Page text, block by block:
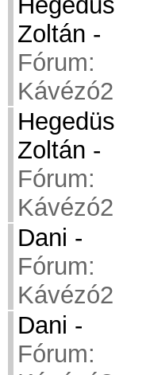
Zoltán -
Fórum:
Kávézó2
Hegedüs
Zoltán -
Fórum:
Kávézó2
Dani -
Fórum:
Kávézó2
Dani -
Fórum: